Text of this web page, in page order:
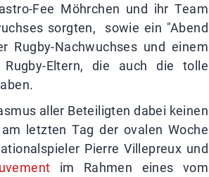
Fee Möhrchen und ihr Team
sorgten, sowie ein "Abend
Rugby-Nachwuchses und einem
Eltern, die auch die tolle
aller Beteiligten dabei keinen
letzten Tag der ovalen Woche
Pierre Villepreux und
im Rahmen eines vom